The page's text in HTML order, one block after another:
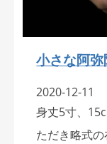
小さな阿
2020-12-11
身丈5寸、
ただき略式